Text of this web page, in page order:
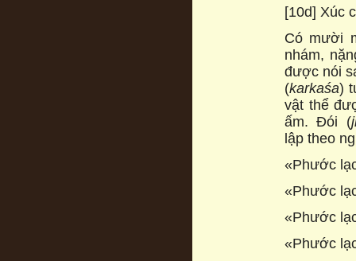
[10d] Xúc
Có mười
nhám,
được nói
(karkaśa)
vật thể
ấm. Đói (
lập theo
«Phước
«Phước
«Phước
«Phước